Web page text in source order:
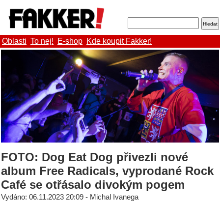
Oblasti To nej! E-shop Kde koupit Fakker!
FOTO: Dog Eat Dog přivezli nové
album Free Radicals, vyprodané Rock
Café se otřásalo divokým pogem
Vydáno: 06.11.2023 20:09 - Michal Ivanega